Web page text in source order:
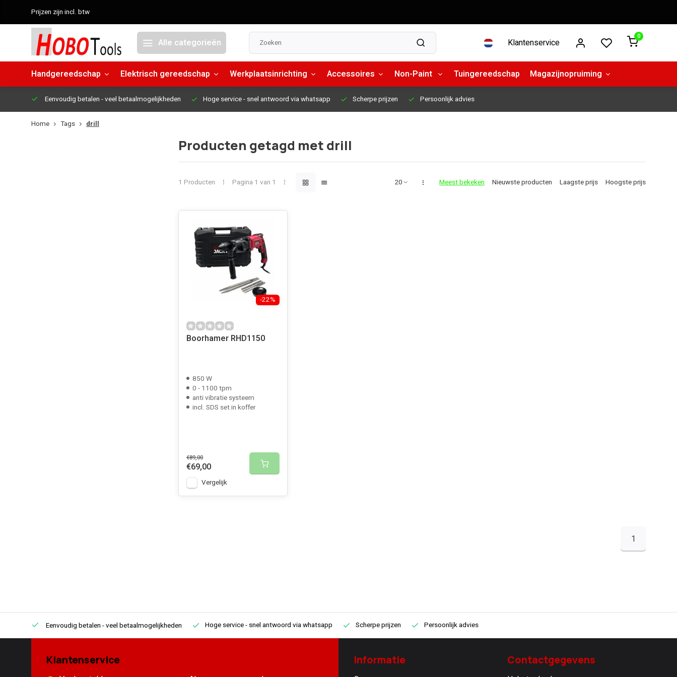
Prijzen zijn incl. btw
Alle categorieën Klantenservice
0
Handgereedschap Elektrisch gereedschap Werkplaatsinrichting Accessoires Non-Paint Tuingereedschap Magazijnopruiming
Eenvoudig betalen - veel betaalmogelijkheden Hoge service- snel antwoord via whatsapp Scherpe prijzen Persoonlijk advies
Home Tags drill
Producten getagd met drill
1 Producten Pagina 1 van 1 Meest bekeken Nieuwste producten Laagste prijs Hoogste prijs
-22%
Boorhamer RHD1150
850 W
0 - 1100 tpm
anti vibratie systeem
incl. SDS set in koffer
€89,00
€69,00
Vergelijk
1
Eenvoudig betalen - veel betaalmogelijkheden Hoge service- snel antwoord via whatsapp Scherpe prijzen Persoonlijk advies
Klantenservice Informatie Contactgegevens